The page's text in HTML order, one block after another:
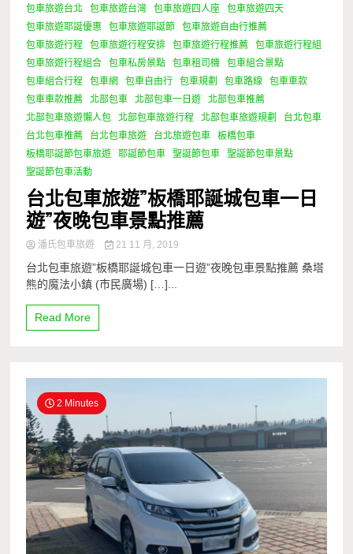
包車旅遊台北
包車旅遊台灣 包車旅遊四人座
包車旅遊四天
包車旅遊耶誕優惠
包車旅遊耶誕節
包車旅遊自由行推薦
包車旅遊行程
包車旅遊行程安排 包車旅遊行程推薦
包車旅遊行程組
包車旅遊行程組合
包車私房景點 包車租司機
包車組合景點
包車組合行程
包車網 包車自由行 包車規劃 包車路線
包車車款
包車車款推薦
北部包車 北部包車一日遊
北部包車推薦
北部包車旅遊懶人包
北部包車旅遊行程 北部包車旅遊規劃
台北包車
台北包車推薦
台北包車旅遊 台北旅遊包車
板橋包車
板橋耶誕節包車旅遊
耶誕節包車 聖誕節包車
聖誕節包車景點
聖誕節包車活動
台北包車旅遊”板橋耶誕城包車一日
遊”夜晚包車景點推薦
潘氏包車旅遊 21 11 月, 2019
台北包車旅遊”板橋耶誕城包車一日遊”夜晚包車景點推薦 桑塔
熊的魔法小鎮 (市民廣場) […]...
Read More
2 Minutes